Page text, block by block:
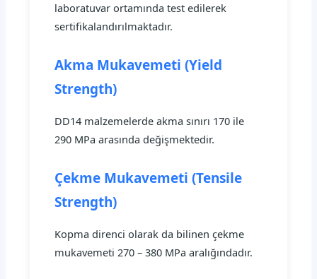
laboratuvar ortamında test edilerek
sertifikalandırılmaktadır.
Akma Mukavemeti (Yield
Strength)
DD14 malzemelerde akma sınırı 170 ile
290 MPa arasında değişmektedir.
Çekme Mukavemeti (Tensile
Strength)
Kopma direnci olarak da bilinen çekme
mukavemeti 270 – 380 MPa aralığındadır.